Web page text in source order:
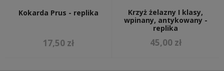
Kokarda Prus - replika
17,50 zł
Krzyż żelazny I klasy,
wpinany, antykowany -
replika
45,00 zł